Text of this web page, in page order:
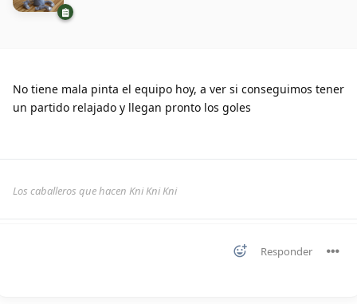
No tiene mala pinta el equipo hoy, a ver si conseguimos tener
un partido relajado y llegan pronto los goles
Los caballeros que hacen Kni Kni Kni
Responder